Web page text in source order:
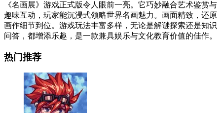
《名画展》游戏正式版令人眼前一亮。它巧妙融合艺术鉴赏与
趣味互动，玩家能沉浸式领略世界名画魅力。画面精致，还原
画作细节到位。游戏玩法丰富多样，无论是解谜探索还是知识
问答，都增添乐趣，是一款兼具娱乐与文化教育价值的佳作。
热门推荐